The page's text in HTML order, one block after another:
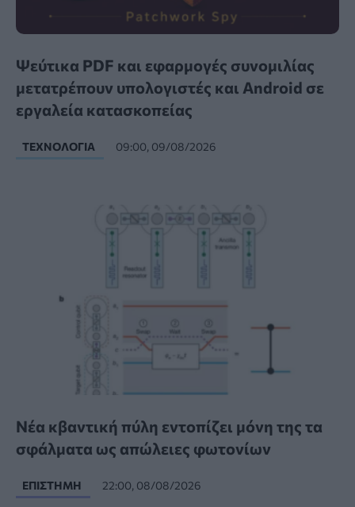
Ψεύτικα PDF και εφαρμογές συνομιλίας
μετατρέπουν υπολογιστές και Android σε
εργαλεία κατασκοπείας
ΤΕΧΝΟΛΟΓΊΑ 09:00, 09/08/2026
Νέα κβαντική πύλη εντοπίζει μόνη της τα
σφάλματα ως απώλειες φωτονίων
ΕΠΙΣΤΉΜΗ 22:00, 08/08/2026